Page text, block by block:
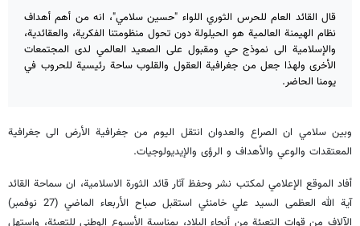
قال القائد العام للحرس الثوري اللواء "حسين سلامي"، انه من أهم أهداف
نظام الهيمنة العالمية هو الحيلولة دون تحول منظومتنا الفكرية، والعقائدية،
والإسلامية الى نموذج حي ومقبول على الصعيد العالمي لدى المجتمعات
الأخرى ولهذا جعل من جغرافية العقول والقلوب ساحة رئيسية للحروب في
يومنا الحاضر.
وبين سلامي ان الصراع والعدوان انتقل اليوم من جغرافية الأرض الى جغرافية
المعتقدات والوعي والأهداف و الرؤى والإيديولوجيات.
أفاد الموقع الإعلامي لمكتب نشر وحفظ آثار قائد الثورة الاسلامية، ان سماحة القائد
آية الله العظمى السيد علي خامنئي استقبل صباح الأربعاء الماضي (27 نوفمبر)